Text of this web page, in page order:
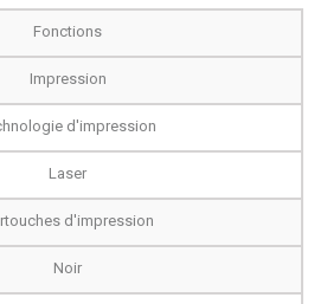
Fonctions
Impression
d'impression
Laser
d'impression
Noir